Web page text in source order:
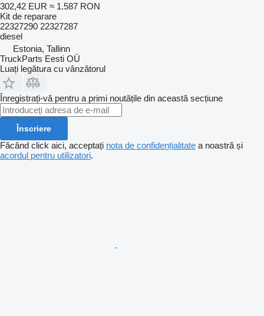
302,42 EUR ≈ 1.587 RON
Kit de reparare
22327290 22327287
diesel
Estonia, Tallinn
TruckParts Eesti OÜ
Luați legătura cu vânzătorul
Înregistrați-vă pentru a primi noutățile din această secțiune
Înscriere
Făcând click aici, acceptați nota de confidențialitate a noastră și
acordul pentru utilizatori.